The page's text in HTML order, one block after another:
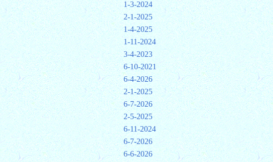
1-3-2024
2-1-2025
1-4-2025
1-11-2024
3-4-2023
6-10-2021
6-4-2026
2-1-2025
6-7-2026
2-5-2025
6-11-2024
6-7-2026
6-6-2026